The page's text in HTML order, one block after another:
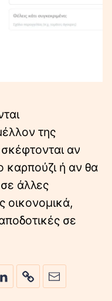
της
σκέφτονται αν
καρπούζι ή αν θα
άλλες
οικονομικά,
σε